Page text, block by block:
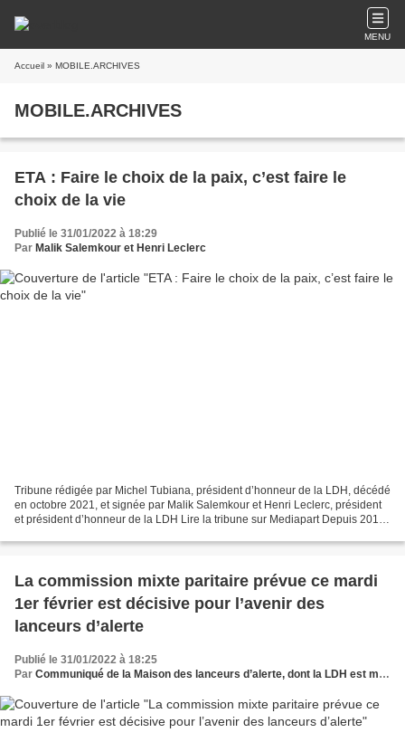
MENU
Accueil » MOBILE.ARCHIVES
MOBILE.ARCHIVES
ETA : Faire le choix de la paix, c’est faire le
choix de la vie
Publié le 31/01/2022 à 18:29
Par Malik Salemkour et Henri Leclerc
Tribune rédigée par Michel Tubiana, président d’honneur de la LDH, décédé
en octobre 2021, et signée par Malik Salemkour et Henri Leclerc, président
et président d’honneur de la LDH Lire la tribune sur Mediapart Depuis 2011,
La commission mixte paritaire prévue ce mardi
1er février est décisive pour l’avenir des
lanceurs d’alerte
Publié le 31/01/2022 à 18:25
Par Communiqué de la Maison des lanceurs d’alerte, dont la LDH est membre